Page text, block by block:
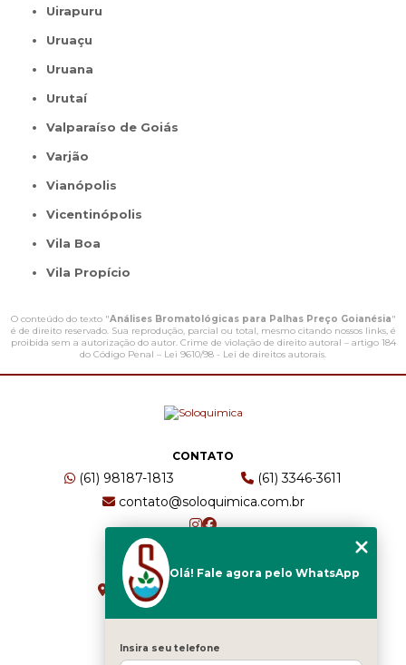
Uirapuru
Uruaçu
Uruana
Urutaí
Valparaíso de Goiás
Varjão
Vianópolis
Vicentinópolis
Vila Boa
Vila Propício
O conteúdo do texto "Análises Bromatológicas para Palhas Preço Goianésia"
é de direito reservado. Sua reprodução, parcial ou total, mesmo citando nossos links, é
proibida sem a autorização do autor. Crime de violação de direito autoral – artigo 184
do Código Penal – Lei 9610/98 - Lei de direitos autorais.
CONTATO
(61) 98187-1813
(61) 3346-3611
contato@soloquimica.com.br
ENDEREÇO
CRS 511 Sul, Bl B, Sl 49 - Asa Sul
Brasília - DF - CEP: 70361-520
Olá! Fale agora pelo WhatsApp
Insira seu telefone